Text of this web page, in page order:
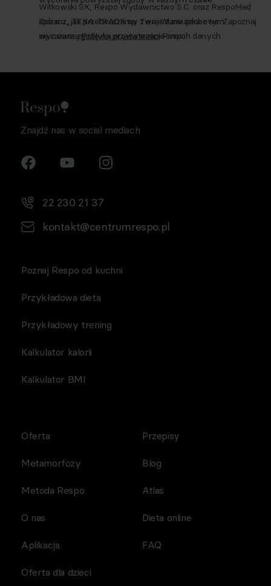
Witkowski SK, Respo Wydawnictwo S.C. oraz RespoMed
sp.z o.o., TEKA TRADE sp. z o.o. W związku z tym
wyrażam zgodę na przetwarzanie moich danych
ustawy Prawo komunikacji elektronicznej z dnia 12 lipca
Współadministratorów (Respo Wrzosek Witkowski SK,
Zobacz, jak przetwarzamy Twoje dane osobowe. Zapoznaj
się z nasząPolityką prywatnościRespo
Znajdź nas w social mediach
22 230 21 37
kontakt@centrumrespo.pl
Poznaj Respo od kuchni
Przykładowa dieta
Przykładowy trening
Kalkulator kalorii
Kalkulator BMI
Oferta
Metamorfozy
Metoda Respo
O nas
Aplikacja
Przepisy
Blog
Atlas
Dieta online
FAQ
Oferta dla dzieci